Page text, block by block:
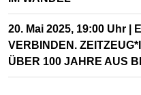
20. Mai 2025, 19:00 Uhr |
VERBINDEN.
ÜBER 100 JAHRE AUS